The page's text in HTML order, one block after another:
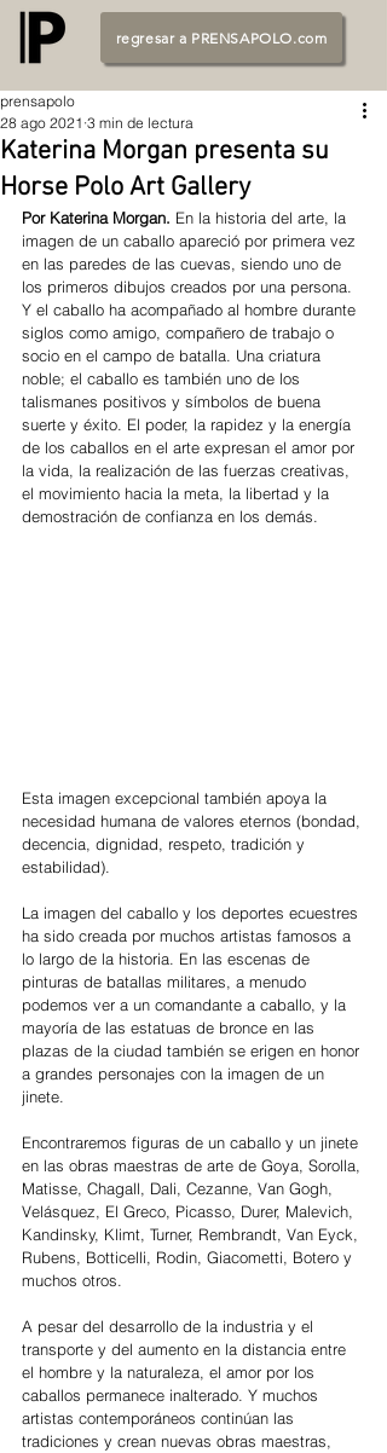
regresar a PRENSAPOLO.com
Katerina Morgan presenta su
Horse Polo Art Gallery
prensapolo
28 ago 2021 3 min de lectura
Por Katerina Morgan. En la historia del arte, la
imagen de un caballo apareció por primera vez
en las paredes de las cuevas, siendo uno de
los primeros dibujos creados por una persona.
Y el caballo ha acompañado al hombre durante
siglos como amigo, compañero de trabajo o
socio en el campo de batalla. Una criatura
noble; el caballo es también uno de los
talismanes positivos y símbolos de buena
suerte y éxito. El poder, la rapidez y la energía
de los caballos en el arte expresan el amor por
la vida, la realización de las fuerzas creativas,
el movimiento hacia la meta, la libertad y la
demostración de confianza en los demás.
Esta imagen excepcional también apoya la
necesidad humana de valores eternos (bondad,
decencia, dignidad, respeto, tradición y
estabilidad).
La imagen del caballo y los deportes ecuestres
ha sido creada por muchos artistas famosos a
lo largo de la historia. En las escenas de
pinturas de batallas militares, a menudo
podemos ver a un comandante a caballo, y la
mayoría de las estatuas de bronce en las
plazas de la ciudad también se erigen en honor
a grandes personajes con la imagen de un
jinete.
Encontraremos figuras de un caballo y un jinete
en las obras maestras de arte de Goya, Sorolla,
Matisse, Chagall, Dali, Cezanne, Van Gogh,
Velásquez, El Greco, Picasso, Durer, Malevich,
Kandinsky, Klimt, Turner, Rembrandt, Van Eyck,
Rubens, Botticelli, Rodin, Giacometti, Botero y
muchos otros.
A pesar del desarrollo de la industria y el
transporte y del aumento en la distancia entre
el hombre y la naturaleza, el amor por los
caballos permanece inalterado. Y muchos
artistas contemporáneos continúan las
tradiciones y crean nuevas obras maestras,